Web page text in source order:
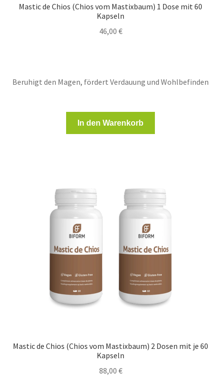
Mastic de Chios (Chios vom Mastixbaum) 1 Dose mit 60
Kapseln
46,00 €
Beruhigt den Magen, fördert Verdauung und Wohlbefinden
In den Warenkorb
Mastic de Chios (Chios vom Mastixbaum) 2 Dosen mit je 60
Kapseln
88,00 €